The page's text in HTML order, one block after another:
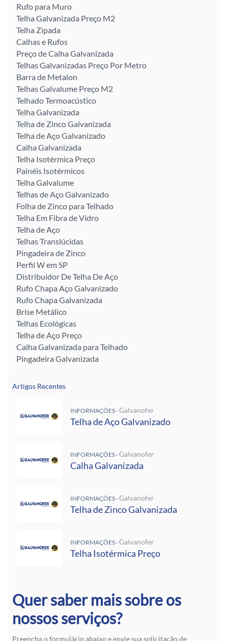
Rufo para Muro
Telha Galvanizada Preço M2
Telha Zipada
Calhas e Rufos
Preço de Calha Galvanizada
Telhas Galvanizadas Preço Por Metro
Barra de Metalon
Telhas Galvalume Preço M2
Telhado Termoacústico
Telha Galvanizada
Telha de Zinco Galvanizada
Telha de Aço Galvanizado
Calha Galvanizada
Telha Isotérmica Preço
Painéis Isotérmicos
Telha Galvalume
Telhas de Aço Galvanizado
Folha de Zinco para Telhado
Telha Em Fibra de Vidro
Telha de Aço
Telhas Translúcidas
Pingadeira de Zinco
Perfil W em SP
Distribuidor De Telha De Aço
Rufo Chapa Aço Galvanizado
Rufo Chapa Galvanizada
Brise Metálico
Telhas Ecológicas
Telha de Aço Preço
Calha Galvanizada para Telhado
Pingadeira Galvanizada
Artigos Recentes
INFORMAÇÕES -Galvanofer
Telha de Aço Galvanizado
INFORMAÇÕES -Galvanofer
Calha Galvanizada
INFORMAÇÕES -Galvanofer
Telha de Zinco Galvanizada
INFORMAÇÕES -Galvanofer
Telha Isotérmica Preço
Quer saber mais sobre os
nossos serviços?
Preencha o formulário abaixo e envie sua solicitação de